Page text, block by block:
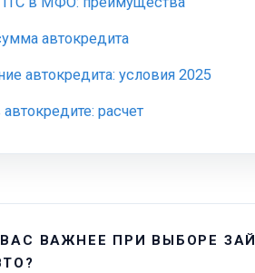
автокредита
автокредита: условия 2025
расчет
ВАЖНЕЕ ПРИ ВЫБОРЕ